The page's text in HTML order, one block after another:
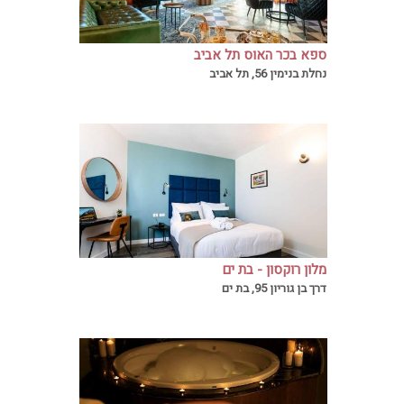
בספא בכר האוס תוכלו ליהנות מחופשת ספא
מדהימה עם אווירה שלווה ומרגיעה.
ספא בכר האוס תל אביב
נחלת בנימין 56, תל אביב
מלון רוקסון הממוקם בעיר בת ים מזמין את
אורחיו לחווית מרהיבה ומושלמת עם לינה במלון
מלון רוקסון - בת ים
דרך בן גוריון 95, בת ים